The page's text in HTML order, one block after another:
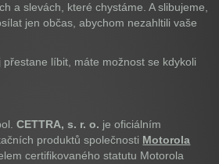
a slevách, které chystáme. A slibujeme,
jen občas, abychom nezahltili vaše
líbit, máte možnost se kdykoli
CETTRA, s. r. o. je oficiálním
produktů společnosti Motorola
certifikovaného statutu Motorola